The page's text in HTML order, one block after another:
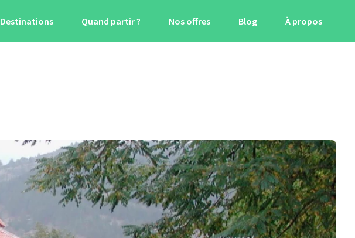
Destinations Quand partir ? Nos offres Blog À propos